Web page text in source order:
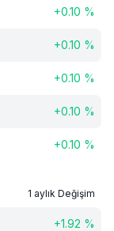
+0.10 %
+0.10 %
+0.10 %
+0.10 %
+0.10 %
1 aylık Değişim
+1.92 %